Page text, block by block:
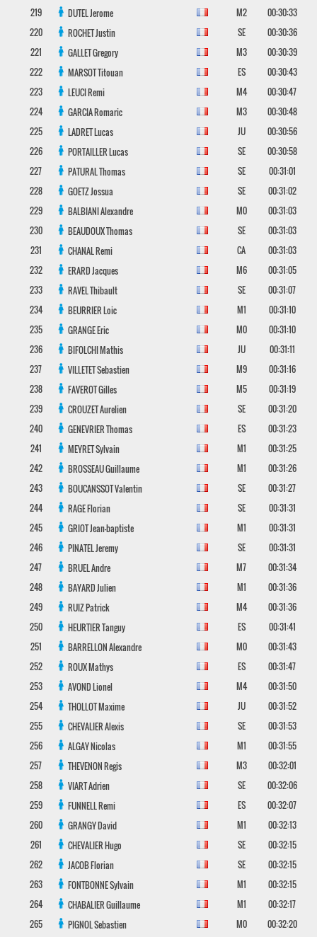
219 DUTELJerome M2
00:30:33
220
ROCHETJustin SE
00:30:36
221
GALLETGregory M3
00:30:39
222
MARSOTTitouan ES
00:30:43
223
LEUCIRemi M4
00:30:47
224
GARCIARomaric M3
00:30:48
225
LADRETLucas JU
00:30:56
226
PORTAILLERLucas SE
00:30:58
227
PATURALThomas SE
00:31:01
228
GOETZJossua SE
00:31:02
229
BALBIANIAlexandre M0
00:31:03
230
BEAUDOUXThomas SE
00:31:03
231
CHANALRemi CA
00:31:03
232
ERARDJacques M6
00:31:05
233
RAVELThibault SE
00:31:07
234
BEURRIERLoic M1
00:31:10
235
GRANGEEric M0
00:31:10
236
BIFOLCHIMathis JU
00:31:11
237
VILLETETSebastien M9
00:31:16
238
FAVEROTGilles M5
00:31:19
239
CROUZETAurelien SE
00:31:20
240
GENEVRIERThomas ES
00:31:23
241
MEYRETSylvain M1
00:31:25
242
BROSSEAUGuillaume M1
00:31:26
243
BOUCANSSOTValentin SE
00:31:27
244
RAGEFlorian SE
00:31:31
245
GRIOTJean-baptiste M1
00:31:31
246
PINATELJeremy SE
00:31:31
247
BRUELAndre M7
00:31:34
248
BAYARDJulien M1
00:31:36
249
RUIZPatrick M4
00:31:36
250
HEURTIERTanguy ES
00:31:41
251
BARRELLONAlexandre M0
00:31:43
252
ROUXMathys ES
00:31:47
253
AVONDLionel M4
00:31:50
254
THOLLOTMaxime JU
00:31:52
255
CHEVALIERAlexis SE
00:31:53
256
ALGAYNicolas M1
00:31:55
257
THEVENONRegis M3
00:32:01
258
VIARTAdrien SE
00:32:06
259
FUNNELLRemi ES
00:32:07
260
GRANGYDavid M1
00:32:13
261
CHEVALIERHugo SE
00:32:15
262
JACOBFlorian SE
00:32:15
263
FONTBONNESylvain M1
00:32:15
264
CHABALIERGuillaume M1
00:32:17
265
PIGNOLSebastien M0
00:32:20